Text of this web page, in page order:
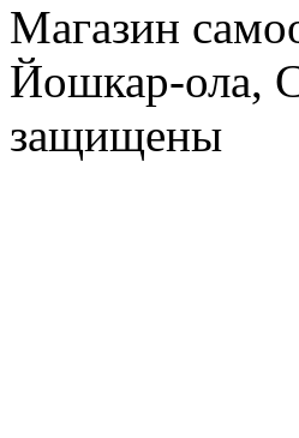
Магазин
Йошкар-ола,
защищены